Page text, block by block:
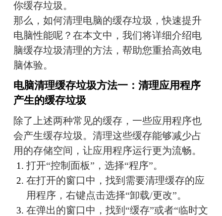
你缓存垃圾。
那么，如何清理电脑的缓存垃圾，快速提升
电脑性能呢？在本文中，我们将详细介绍电
脑缓存垃圾清理的方法，帮助您重拾高效电
脑体验。
电脑清理缓存垃圾方法一：清理应用程序
产生的缓存垃圾
除了上述两种常见的缓存，一些应用程序也
会产生缓存垃圾。清理这些缓存能够减少占
用的存储空间，让应用程序运行更为流畅。
打开“控制面板”，选择“程序”。
在打开的窗口中，找到需要清理缓存的应
用程序，右键点击选择“卸载/更改”。
在弹出的窗口中，找到“缓存”或者“临时文